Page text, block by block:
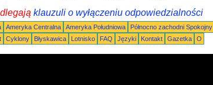
klauzuli o wyłączeniu odpowiedzialności
Ameryka Centralna Ameryka Południowa Północno zachodni Spokojny
Cyklony Błyskawica Lotnisko FAQ Języki Kontakt Gazetka O